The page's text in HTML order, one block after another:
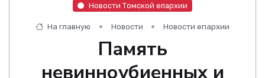
Новости Томской епархии
На главную Новости Новости епархии
Память
невинноубиенных и